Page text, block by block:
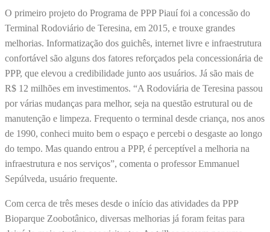
O primeiro projeto do Programa de PPP Piauí foi a concessão do
Terminal Rodoviário de Teresina, em 2015, e trouxe grandes
melhorias. Informatização dos guichês, internet livre e infraestrutura
confortável são alguns dos fatores reforçados pela concessionária de
PPP, que elevou a credibilidade junto aos usuários. Já são mais de
R$ 12 milhões em investimentos. “A Rodoviária de Teresina passou
por várias mudanças para melhor, seja na questão estrutural ou de
manutenção e limpeza. Frequento o terminal desde criança, nos anos
de 1990, conheci muito bem o espaço e percebi o desgaste ao longo
do tempo. Mas quando entrou a PPP, é perceptível a melhoria na
infraestrutura e nos serviços”, comenta o professor Emmanuel
Sepúlveda, usuário frequente.
Com cerca de três meses desde o início das atividades da PPP
Bioparque Zoobotânico, diversas melhorias já foram feitas para